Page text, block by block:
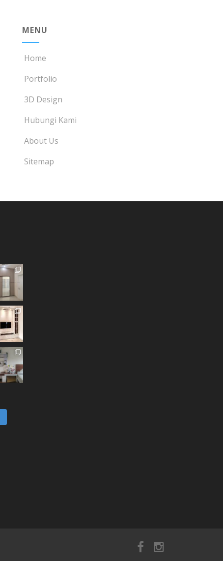
MENU
Home
Portfolio
3D Design
Hubungi Kami
About Us
Sitemap